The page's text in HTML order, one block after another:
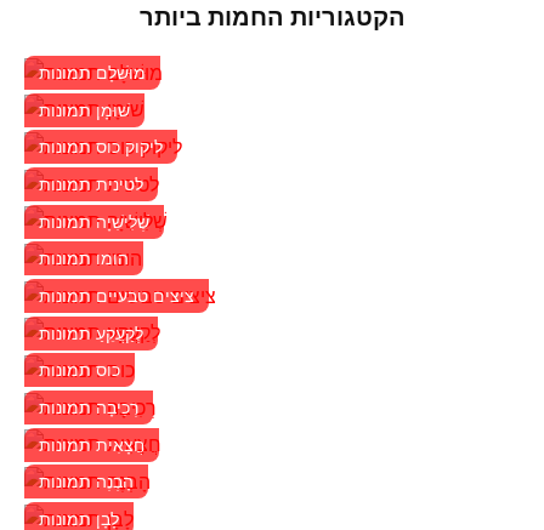
הקטגוריות החמות ביותר
מוּשׁלָם תמונות
שׁוּמָן תמונות
ליקוק כוס תמונות
לטינית תמונות
שְׁלִישִׁיָה תמונות
הומו תמונות
ציצים טבעיים תמונות
לְקַעֲקֵעַ תמונות
כוס תמונות
רְכִיבָה תמונות
חֲצָאִית תמונות
הָבְנֶה תמונות
לָבָן תמונות